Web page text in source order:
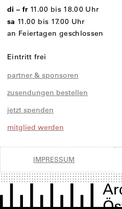
di – fr 11.00 bis 18.00 Uhr
sa 11.00 bis 17.00 Uhr
an Feiertagen geschlossen
Eintritt frei
partner & sponsoren
zusendungen bestellen
jetzt spenden
mitglied werden
IMPRESSUM